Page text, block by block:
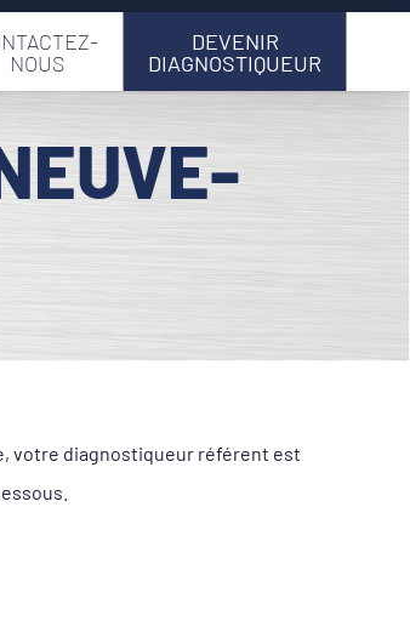
NOUS
DEVENIR
DIAGNOSTIQUEUR
votre diagnostiqueur référent est